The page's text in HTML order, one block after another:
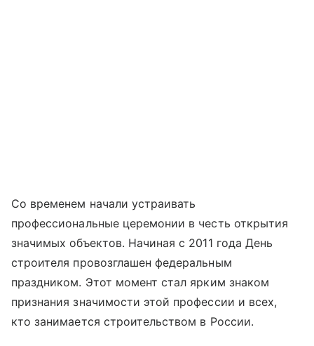
Со временем начали устраивать
профессиональные церемонии в честь открытия
значимых объектов. Начиная с 2011 года День
строителя провозглашен федеральным
праздником. Этот момент стал ярким знаком
признания значимости этой профессии и всех,
кто занимается строительством в России.